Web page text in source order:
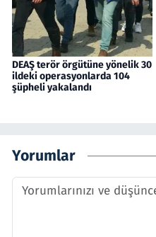
DEAŞ terör örgütüne yönelik 30
ildeki operasyonlarda 104
şüpheli yakalandı
Yorumlar